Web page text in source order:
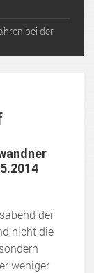
bei der
der
nicht die
weniger